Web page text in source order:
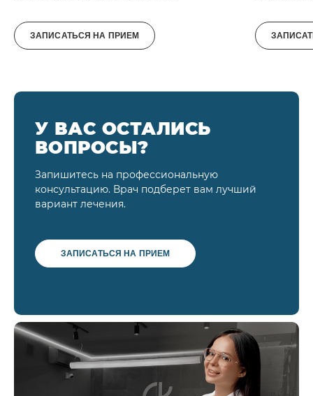
ЗАПИСАТЬСЯ НА ПРИЕМ
У ВАС ОСТАЛИСЬ
ВОПРОСЫ?
Запишитесь на профессиональную
консультацию. Врач подберет вам лучший
вариант лечения.
ЗАПИСАТЬСЯ НА ПРИЕМ